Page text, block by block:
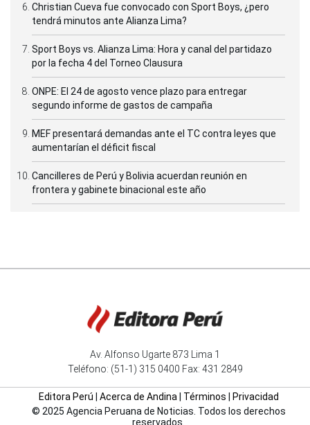
Christian Cueva fue convocado con Sport Boys, ¿pero
tendrá minutos ante Alianza Lima?
Sport Boys vs. Alianza Lima: Hora y canal del partidazo
por la fecha 4 del Torneo Clausura
ONPE: El 24 de agosto vence plazo para entregar
segundo informe de gastos de campaña
MEF presentará demandas ante el TC contra leyes que
aumentarían el déficit fiscal
Cancilleres de Perú y Bolivia acuerdan reunión en
frontera y gabinete binacional este año
Av. Alfonso Ugarte 873 Lima 1
Teléfono: (51-1) 315 0400 Fax: 431 2849
Editora Perú Acerca de Andina| Términos
Privacidad
© 2025 Agencia Peruana de Noticias. Todos los derechos
reservados.